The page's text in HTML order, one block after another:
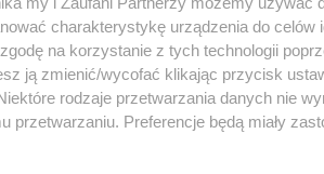
Oceń
charakterystykę urządzenia do celów
na korzystanie z tych technologii
ją zmienić/wycofać klikając przycisk
rodzaje przetwarzania danych nie
przetwarzaniu. Preferencje będą miały